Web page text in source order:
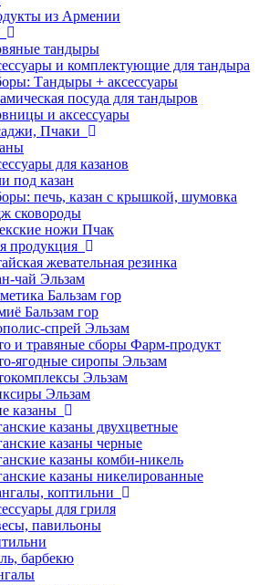
из Армении
тандыры
и комплектующие для тандыра
Тандыры + аксессуары
посуда для тандыров
и аксессуары
Пчаки
для казанов
под казан
печь, казан с крышкой, шумовка
сковороды
ножи Пчак
продукция
жевательная резинка
чай Эльзам
Бальзам гор
Бальзам гор
спрей Эльзам
и травяные сборы Фарм-продукт
ягодные сиропы Эльзам
Эльзам
Эльзам
казаны
казаны двухцветные
казаны черные
казаны комби-никель
казаны никелированные
коптильни
для гриля
павильоны
барбекю